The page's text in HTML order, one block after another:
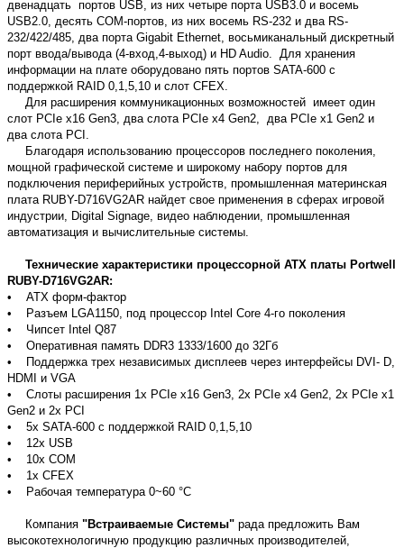
двенадцать портов USB, из них четыре порта USB3.0 и восемь
USB2.0, десять COM-портов, из них восемь RS-232 и два RS-
232/422/485, два порта Gigabit Ethernet, восьмиканальный дискретный
порт ввода/вывода (4-вход,4-выход) и HD Audio. Для хранения
информации на плате оборудовано пять портов SATA-600 с
поддержкой RAID 0,1,5,10 и слот CFEX.
Для расширения коммуникационных возможностей имеет один
слот PCIe x16 Gen3, два слота PCIe x4 Gen2, два PCIe x1 Gen2 и
два слота PCI.
Благодаря использованию процессоров последнего поколения,
мощной графической системе и широкому набору портов для
подключения периферийных устройств, промышленная материнская
плата RUBY-D716VG2AR найдет свое применения в сферах игровой
индустрии, Digital Signage, видео наблюдении, промышленная
автоматизация и вычислительные системы.
Технические характеристики процессорной ATX платы Portwell
RUBY-D716VG2AR:
• ATX форм-фактор
• Разъем LGA1150, под процессор Intel Core 4-го поколения
• Чипсет Intel Q87
• Оперативная память DDR3 1333/1600 до 32Гб
• Поддержка трех независимых дисплеев через интерфейсы DVI- D,
HDMI и VGA
• Слоты расширения 1х PCIe x16 Gen3, 2х PCIe x4 Gen2, 2х PCIe x1
Gen2 и 2х PCI
• 5х SATA-600 с поддержкой RAID 0,1,5,10
• 12x USB
• 10x COM
• 1x CFEX
• Рабочая температура 0~60 °C
Компания "Встраиваемые Системы" рада предложить Вам
высокотехнологичную продукцию различных производителей,